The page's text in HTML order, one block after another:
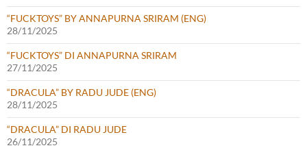
“FUCKTOYS” BY ANNAPURNA SRIRAM (ENG)
28/11/2025
“FUCKTOYS” DI ANNAPURNA SRIRAM
27/11/2025
“DRACULA” BY RADU JUDE (ENG)
28/11/2025
“DRACULA” DI RADU JUDE
26/11/2025